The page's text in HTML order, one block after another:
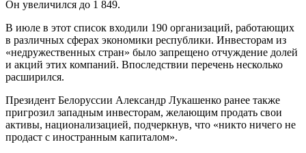
Он увеличился до 1 849.
В июле в этот список входили 190 организаций, работающих
в различных сферах экономики республики. Инвесторам из
«недружественных стран» было запрещено отчуждение долей
и акций этих компаний. Впоследствии перечень несколько
расширился.
Президент Белоруссии Александр Лукашенко ранее также
пригрозил западным инвесторам, желающим продать свои
активы, национализацией, подчеркнув, что «никто ничего не
продаст с иностранным капиталом».